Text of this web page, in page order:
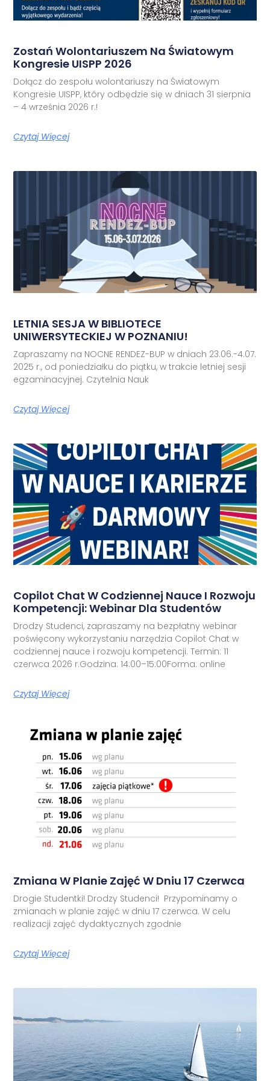
Zostań Wolontariuszem Na Światowym
Kongresie UISPP 2026
Dołącz do zespołu wolontariuszy na Światowym
Kongresie UISPP, który odbędzie się w dniach 31 sierpnia
– 4 września 2026 r.!
Czytaj Więcej
LETNIA SESJA W BIBLIOTECE
UNIWERSYTECKIEJ W POZNANIU!
Zapraszamy na NOCNE RENDEZ-BUP w dniach 23.06.-4.07.
2025 r., od poniedziałku do piątku, w trakcie letniej sesji
egzaminacyjnej. Czytelnia Nauk
Czytaj Więcej
Copilot Chat W Codziennej Nauce I Rozwoju
Kompetencji: Webinar Dla Studentów
Drodzy Studenci, zapraszamy na bezpłatny webinar
poświęcony wykorzystaniu narzędzia Copilot Chat w
codziennej nauce i rozwoju kompetencji. Termin: 11
czerwca 2026 r.Godzina: 14:00–15:00Forma: online
Czytaj Więcej
Zmiana W Planie Zajęć W Dniu 17 Czerwca
Drogie Studentki! Drodzy Studenci! Przypominamy o
zmianach w planie zajęć w dniu 17 czerwca. W celu
realizacji zajęć dydaktycznych zgodnie
Czytaj Więcej